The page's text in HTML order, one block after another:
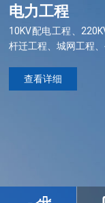
电力工程
10KV配电工程、
杆迁工程、城网工程、
查看详细